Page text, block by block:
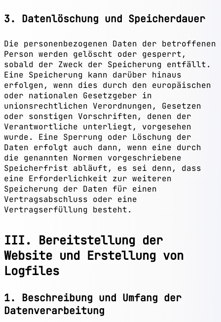
3. Datenlöschung und Speicherdauer
Die personenbezogenen Daten der betroffenen
Person werden gelöscht oder gesperrt,
sobald der Zweck der Speicherung entfällt.
Eine Speicherung kann darüber hinaus
erfolgen, wenn dies durch den europäischen
oder nationalen Gesetzgeber in
unionsrechtlichen Verordnungen, Gesetzen
oder sonstigen Vorschriften, denen der
Verantwortliche unterliegt, vorgesehen
wurde. Eine Sperrung oder Löschung der
Daten erfolgt auch dann, wenn eine durch
die genannten Normen vorgeschriebene
Speicherfrist abläuft, es sei denn, dass
eine Erforderlichkeit zur weiteren
Speicherung der Daten für einen
Vertragsabschluss oder eine
Vertragserfüllung besteht.
III. Bereitstellung der
Website und Erstellung von
Logfiles
1. Beschreibung und Umfang der
Datenverarbeitung